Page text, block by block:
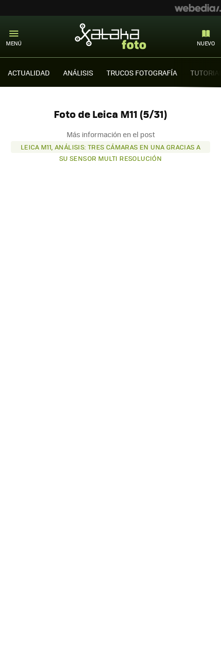
MENÚ NUEVO
ACTUALIDAD ANÁLISIS TRUCOS FOTOGRAFÍA
Foto de Leica M11 (5/31)
Más información en el post
LEICA M11, ANÁLISIS: TRES CÁMARAS EN UNA GRACIAS A
SU SENSOR MULTI RESOLUCIÓN